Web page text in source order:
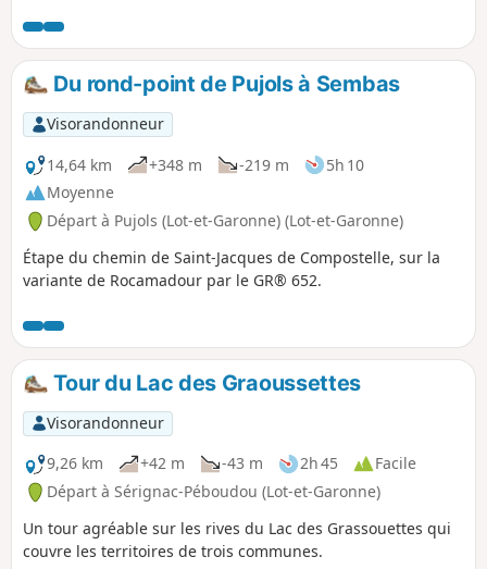
Du rond-point de Pujols à Sembas
Visorandonneur
14,64 km
+348 m -219 m
5h 10
Moyenne
Départ à Pujols (Lot-et-Garonne) (Lot-et-Garonne)
Étape du chemin de Saint-Jacques de Compostelle, sur la
variante de Rocamadour par le GR® 652.
Tour du Lac des Graoussettes
Visorandonneur
9,26 km
+42 m -43 m 2h 45
Facile
Départ à Sérignac-Péboudou (Lot-et-Garonne)
Un tour agréable sur les rives du Lac des Grassouettes qui
couvre les territoires de trois communes.